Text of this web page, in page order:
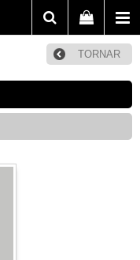
TORNAR